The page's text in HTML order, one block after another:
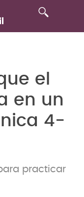
el
en un
4-
practicar